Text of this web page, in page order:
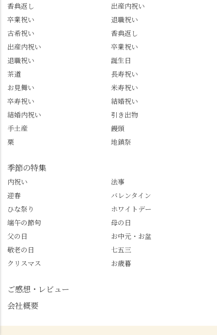
香典返し
出産内祝い
卒業祝い
退職祝い
古希祝い
香典返し
出産内祝い
卒業祝い
退職祝い
誕生日
茶道
長寿祝い
お見舞い
米寿祝い
卒寿祝い
結婚祝い
結婚内祝い
引き出物
手土産
饅頭
栗
地鎮祭
季節の特集
内祝い
法事
迎春
バレンタイン
ひな祭り
ホワイトデー
端午の節句
母の日
父の日
お中元・お盆
敬老の日
七五三
クリスマス
お歳暮
ご感想・レビュー
会社概要